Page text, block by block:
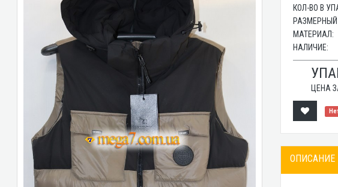
КОЛ-ВО В
РАЗМЕРНЫЙ
МАТЕРИАЛ:
НАЛИЧИЕ:
ЦЕНА
ОПИСАНИЕ